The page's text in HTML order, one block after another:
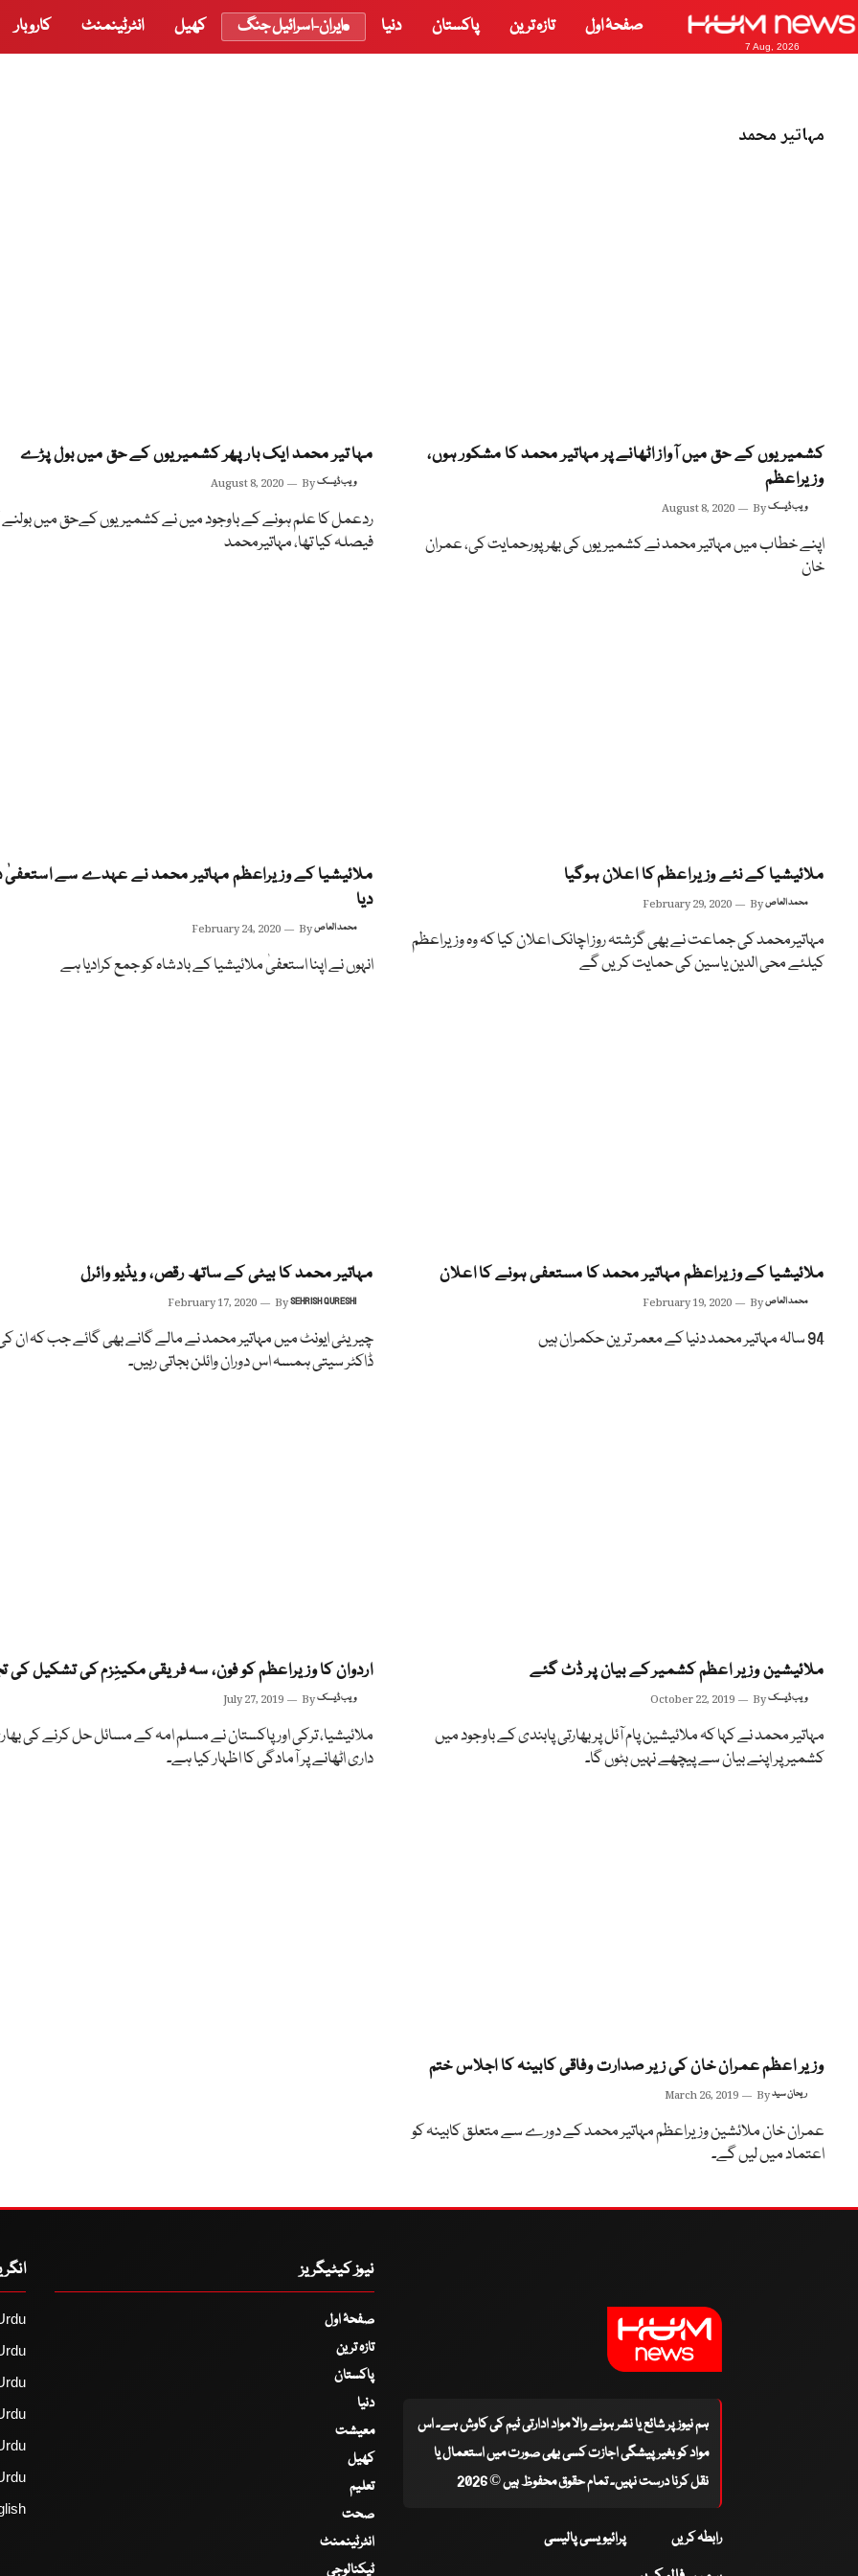
7 Aug, 2026
صفحۂ اول تازہ ترین پاکستان دنیا ایران-اسرائیل جنگ کھیل انٹرٹینمنٹ کاروبار
مہاتیر محمد
کشمیریوں کے حق میں آواز اٹھانے پر مہاتیر محمد کا مشکور ہوں،
وزیراعظم
August 8, 2020 Byویب ڈیسک
اپنے خطاب میں مہاتیر محمد نے کشمیریوں کی بھر پورحمایت کی، عمران
خان
مہا تیر محمد ایک بار پھر کشمیریوں کے حق میں بول پڑے
August 8, 2020 Byویب ڈیسک
ردعمل کا علم ہونے کے باوجود میں نے کشمیریوں کےحق میں بولنے
فیصلہ کیا تھا، مہاتیرمحمد
ملائیشیا کے نئے وزیراعظم کا اعلان ہوگیا
February 29, 2020 Byمحمد العاص
مہاتیرمحمد کی جماعت نے بھی گزشتہ روز اچانک اعلان کیا کہ وہ وزیراعظم
کیلئے محی الدین یاسین کی حمایت کریں گے
ملائیشیا کے وزیراعظم مہاتیر محمد نے عہدے سے
دیا
February 24, 2020 Byمحمد العاص
انہوں نے اپنا استعفیٰ ملائیشیا کے بادشاہ کو جمع کرادیا ہے
ملائیشیا کے وزیراعظم مہاتیر محمد کا مستعفی ہونے کا اعلان
February 19, 2020 Byمحمد العاص
94 سالہ مہاتیر محمد دنیا کے معمر ترین حکمران ہیں
مہاتیر محمد کا بیٹی کے ساتھ رقص، ویڈیو وائرل
February 17, 2020 BySEHRISH QURESHI
چیریٹی ایونٹ میں مہاتیر محمد نے مالے گانے بھی گائے جب کہ ان کی
ڈاکٹر سیتی ہمسہ اس دوران وائلن بجاتی رہیں۔
ملائیشین وزیر اعظم کشمیر کے بیان پر ڈٹ گئے
October 22, 2019 Byویب ڈیسک
مہاتیر محمد نے کہا کہ ملائیشین پام آئل پر بھارتی پابندی کے باوجود میں
کشمیر پر اپنے بیان سے پیچھے نہیں ہٹوں گا۔
اردوان کا وزیراعظم کو فون، سہ فریقی مکینِزم کی تشکیل کی
July 27, 2019 Byویب ڈیسک
ملائیشیا، ترکی اور پاکستان نے مسلم امہ کے مسائل حل کرنے کی
داری اٹھانے پر آمادگی کا اظہار کیا ہے۔
وزیر اعظم عمران خان کی زیر صدارت وفاقی کابینہ کا اجلاس ختم
March 26, 2019 Byریحان سید
عمران خان ملائشین وزیراعظم مہاتیر محمد کے دورے سے متعلق کابینہ کو
اعتماد میں لیں گے۔
ہم نیوز پر شائع یا نشر ہونے والا مواد ادارتی ٹیم کی کاوش ہے۔ اس
مواد کو بغیر پیشگی اجازت کسی بھی صورت میں استعمال یا
نقل کرنا درست نہیں۔ تمام حقوق محفوظ ہیں © 2026
رابطہ کریں پرائیویسی پالیسی
نیوز کیٹیگریز
صفحۂ اول
تازہ ترین
پاکستان
دنیا
معیشت
کھیل
تعلیم
صحت
انٹرٹینمنٹ
ٹیکنالوجی